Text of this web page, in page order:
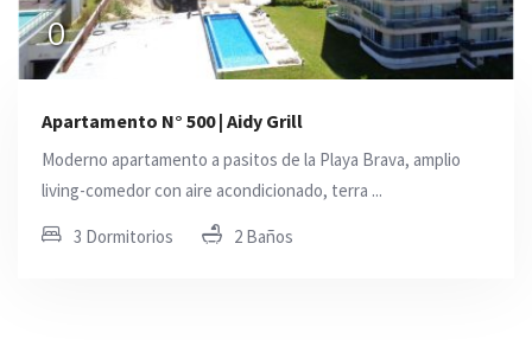
0
Apartamento N° 500 | Aidy Grill
Moderno apartamento a pasitos de la Playa Brava, amplio
living-comedor con aire acondicionado, terra ...
3 Dormitorios 2 Baños